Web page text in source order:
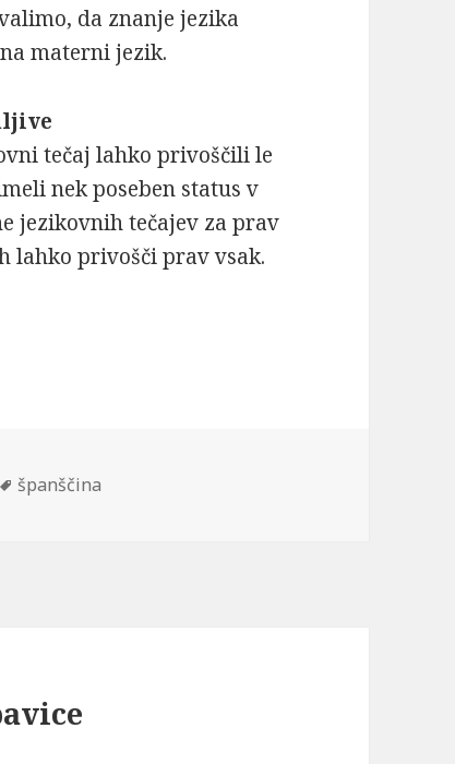
da znanje jezika
materni jezik.
tečaj lahko privoščili le
nek poseben status v
jezikovnih tečajev za prav
lahko privošči prav vsak.
Tags
španščina